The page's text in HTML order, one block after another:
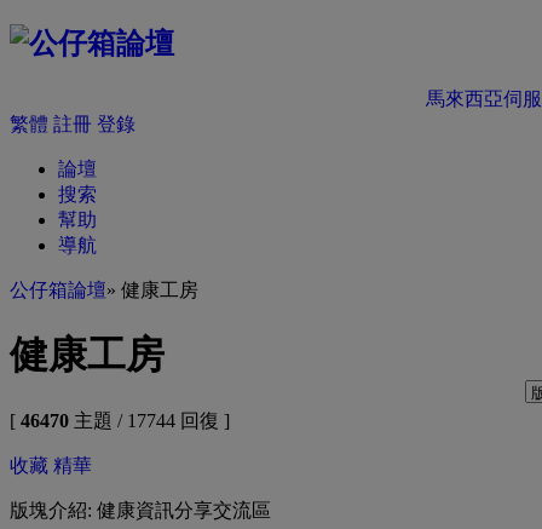
馬來西亞伺
繁體 註冊 登錄
論壇
搜索
幫助
導航
公仔箱論壇» 健康工房
健康工房
[ 46470 主題 / 17744 回復 ]
收藏 精華
版塊介紹: 健康資訊分享交流區